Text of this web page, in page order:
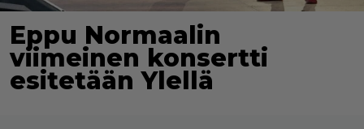
Eppu Normaalin
viimeinen konsertti
esitetään Ylellä